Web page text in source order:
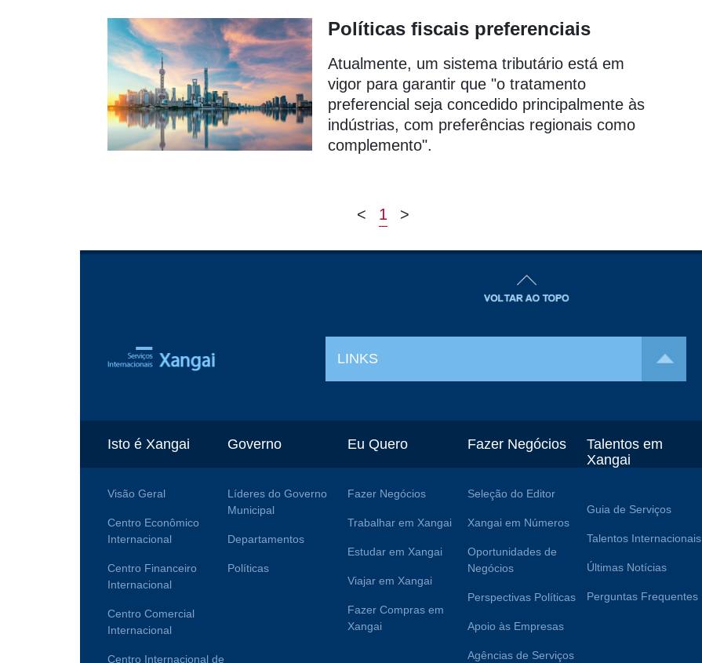
Políticas fiscais preferenciais
Atualmente, um sistema tributário está em
vigor para garantir que "o tratamento
preferencial seja concedido principalmente às
indústrias, com preferências regionais como
complemento".
< 1 >
LINKS
Isto é Xangai
Visão Geral
Centro Econômico
Internacional
Centro Financeiro
Internacional
Centro Comercial
Internacional
Centro Internacional de
Governo
Líderes do Governo
Municipal
Departamentos
Políticas
Eu Quero
Fazer Negócios
Trabalhar em Xangai
Estudar em Xangai
Viajar em Xangai
Fazer Compras em
Xangai
Fazer Negócios
Seleção do Editor
Xangai em Números
Oportunidades de
Negócios
Perspectivas Políticas
Apoio às Empresas
Agências de Serviços
Talentos em
Xangai
Guia de Serviços
Talentos Internacionais
Últimas Notícias
Perguntas Frequentes